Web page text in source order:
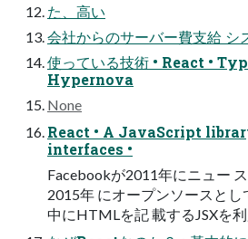
た、⾼い
会社からのサーバー費⽀給 シ
使っている技術 • React •
Hypernova
None
React • A JavaScript
interfaces •
Facebookが2011年にニュー
2015年 にオープンソースとし
中にHTMLを記 載するJSXを